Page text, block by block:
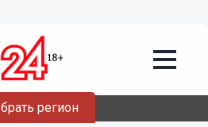
регион
из фотографий
на выставке в
в годы Великой
посвященная 69-ой годовщине